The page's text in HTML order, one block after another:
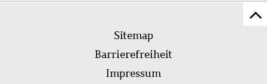
Fußleistenmenü
Sitemap
Barrierefreiheit
Impressum